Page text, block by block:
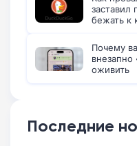
заставил
бежать к
Почему
внезапно
оживить
Последние